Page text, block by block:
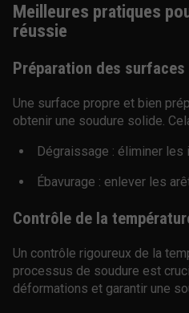
Meilleures pratiques
réussie
Préparation des surfaces
Une surface propre et bien
obtenir une soudure solide.
Dégraissage : éliminer les
Ébavurage : enlever les
Contrôle de la
Un contrôle rigoureux de la
processus de soudure est
déformations et garantir une